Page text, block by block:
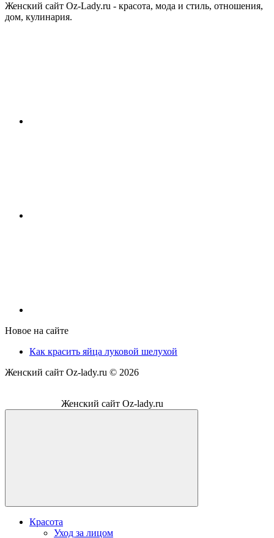
Женский сайт Oz-Lady.ru - красота, мода и стиль, отношения,
дом, кулинария.
Новое на сайте
Как красить яйца луковой шелухой
Женский сайт Oz-lady.ru © 2026
Женский сайт Oz-lady.ru
Красота
Уход за лицом